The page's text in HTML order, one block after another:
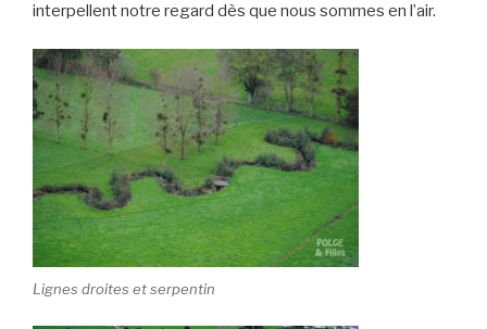
interpellent notre regard dès que nous sommes en l’air.
Lignes droites et serpentin